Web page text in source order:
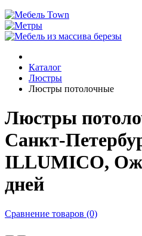
Каталог
Люстры
Люстры потолочные
Люстры
Санкт-
ILLUMICO,
дней
Сравнение товаров (0)